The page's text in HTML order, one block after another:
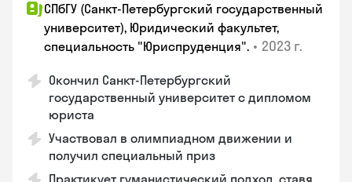
СПбГУ (Санкт-Петербургский государственный
университет), Юридический факультет,
специальность "Юриспруденция". • 2023 г.
Окончил Санкт-Петербургский
государственный университет с дипломом
юриста
Участвовал в олимпиадном движении и
получил специальный приз
Практикует гуманистический подход, ставя